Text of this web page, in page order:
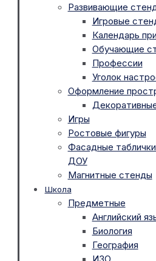
Развивающие
Игровые
Календарь
Обучающие
Профессии
Уголок
Оформление
Игры
Ростовые фигуры
Фасадные
ДОУ
Магнитные стенды
Школа
Предметные
Английский
Биология
География